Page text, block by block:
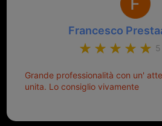
Francesco
Grande professionalità con un'
unita. Lo consiglio vivamente